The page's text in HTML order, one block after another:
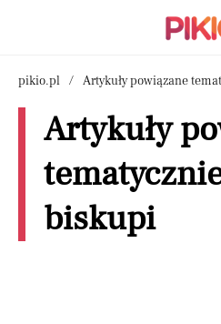
pikio.pl Artykuły powiązane
Artykuły
biskupi